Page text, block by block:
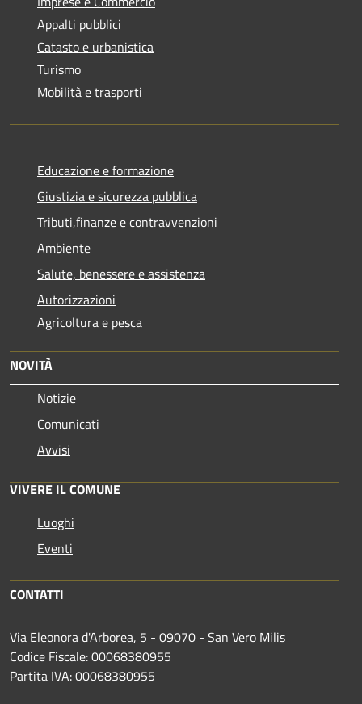
Appalti pubblici
Catasto e urbanistica
Turismo
Mobilità e trasporti
Educazione e formazione
Giustizia e sicurezza pubblica
Tributi,finanze e contravvenzioni
Ambiente
Salute, benessere e assistenza
Autorizzazioni
Agricoltura e pesca
NOVITÀ
Notizie
Comunicati
Avvisi
VIVERE IL COMUNE
Luoghi
Eventi
CONTATTI
Via Eleonora d'Arborea, 5 - 09070 - San Vero Milis
Codice Fiscale: 00068380955
Partita IVA: 00068380955